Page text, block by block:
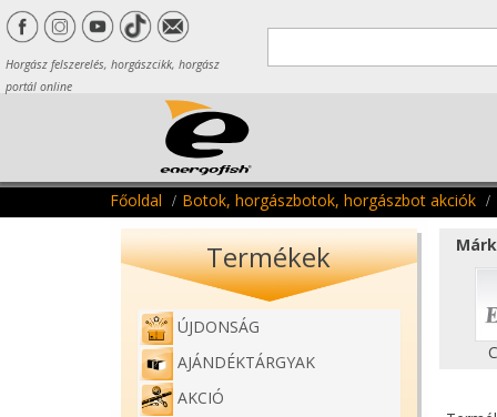
Horgász felszerelés, horgászcikk, horgász
portál online
Főoldal Botok, horgászbotok, horgászbot akciók
Termékek
ÚJDONSÁG
AJÁNDÉKTÁRGYAK
AKCIÓ